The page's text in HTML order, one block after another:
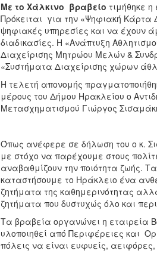
Με το Χάλκινο βραβείο τιμήθηκε
Πρόκειται για την «Ψηφιακή Κάρτα
ψηφιακές υπηρεσίες και να έχουν
διαδικασίες. Η «Ανάπτυξη
Διαχείρισης Μητρώου Μελών &
«Συστήματα Διαχείρισης χώρων
Η τελετή απονομής
μέρους του Δήμου Ηρακλείου ο
Μετασχηματισμού Γιώργος
Όπως ανέφερε σε δήλωση του ο κ.
με στόχο να παρέχουμε στους
αναβαθμίζουν την ποιότητα ζωής.
καταστήσουμε το Ηράκλειο ένα
ζητήματα της καθημερινότητας
ζητήματα που δυστυχώς όλο και
Τα βραβεία οργανώνει η εταιρεία
υλοποιηθεί από Περιφέρειες και
πόλεις να είναι ευφυείς, αειφόρες,